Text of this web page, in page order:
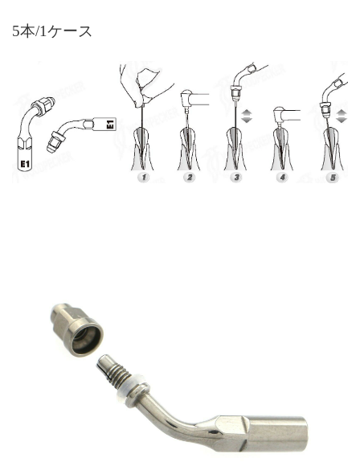
5本/1ケース